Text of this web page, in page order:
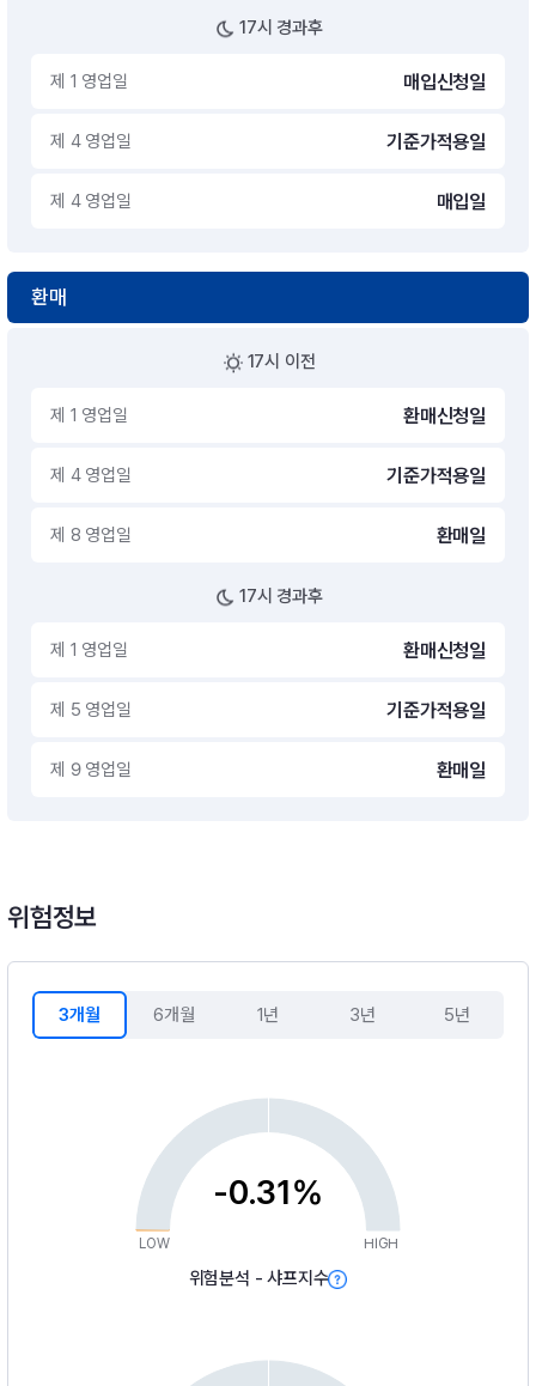
17시 경과후
제 1 영업일 매입신청일
제 4 영업일 기준가적용일
제 4 영업일 매입일
환매
17시 이전
제 1 영업일 환매신청일
제 4 영업일 기준가적용일
제 8 영업일 환매일
17시 경과후
제 1 영업일 환매신청일
제 5 영업일 기준가적용일
제 9 영업일 환매일
위험정보
3개월 6개월 1년 3년 5년
-0.31%
LOW HIGH
위험분석 - 샤프지수